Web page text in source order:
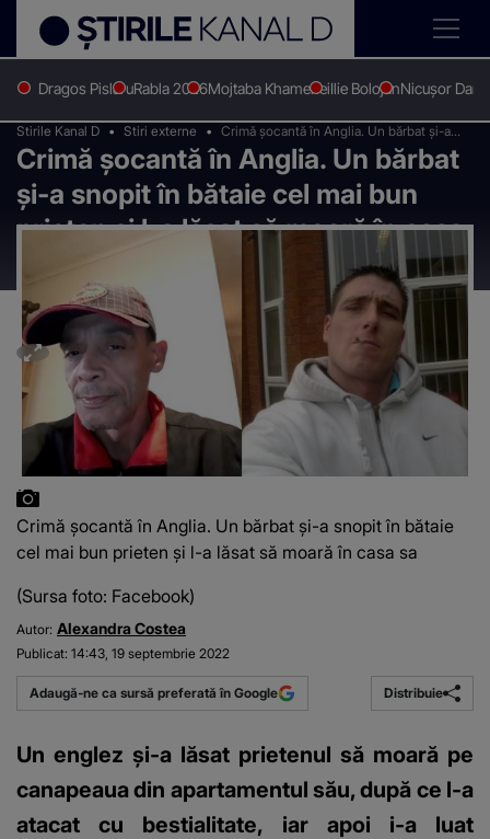
Dragos PislaruRabla 2026Mojtaba KhameneiIlie BolojanNicușor Dan
Stirile Kanal D Stiri externe
Crimă șocantă în Anglia. Un bărbat și-a
snopit în bătaie cel mai bun prieten și l-a
lăsat să moară în casa sa
Crimă șocantă în Anglia. Un bărbat
și-a snopit în bătaie cel mai bun
prieten și l-a lăsat să moară în casa
Crimă șocantă în Anglia. Un bărbat și-a snopit în bătaie
cel mai bun prieten și l-a lăsat să moară în casa sa
(Sursa foto: Facebook)
Autor: Alexandra Costea
Publicat: 14:43, 19 septembrie 2022
Adaugă-ne ca sursă preferată în Google Distribuie
Un englez și-a lăsat prietenul să moară pe
canapeaua din apartamentul său, după ce l-a
atacat cu bestialitate, iar apoi i-a luat